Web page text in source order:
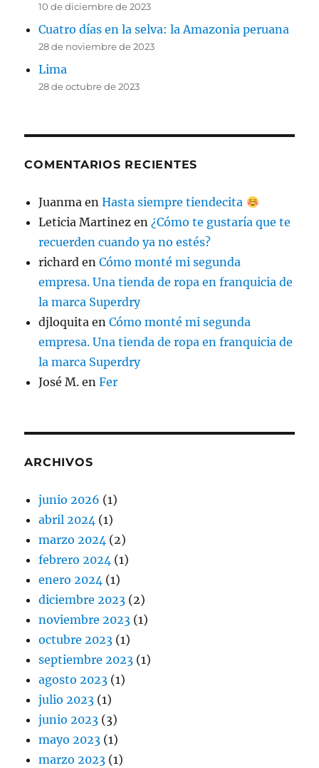
10 de diciembre de 2023
Cuatro días en la selva: la Amazonia peruana
28 de noviembre de 2023
Lima
28 de octubre de 2023
COMENTARIOS RECIENTES
Juanma enHasta siempre tiendecita
Leticia Martinez en¿Cómo te gustaría que te
recuerden cuando ya no estés?
richard enCómo monté mi segunda
empresa. Una tienda de ropa en franquicia de
la marca Superdry
djloquita enCómo monté mi segunda
empresa. Una tienda de ropa en franquicia de
la marca Superdry
José M. enFer
ARCHIVOS
junio 2026 (1)
abril 2024 (1)
marzo 2024 (2)
febrero 2024 (1)
enero 2024 (1)
diciembre 2023 (2)
noviembre 2023 (1)
octubre 2023 (1)
septiembre 2023 (1)
agosto 2023 (1)
julio 2023 (1)
junio 2023 (3)
mayo 2023 (1)
marzo 2023 (1)